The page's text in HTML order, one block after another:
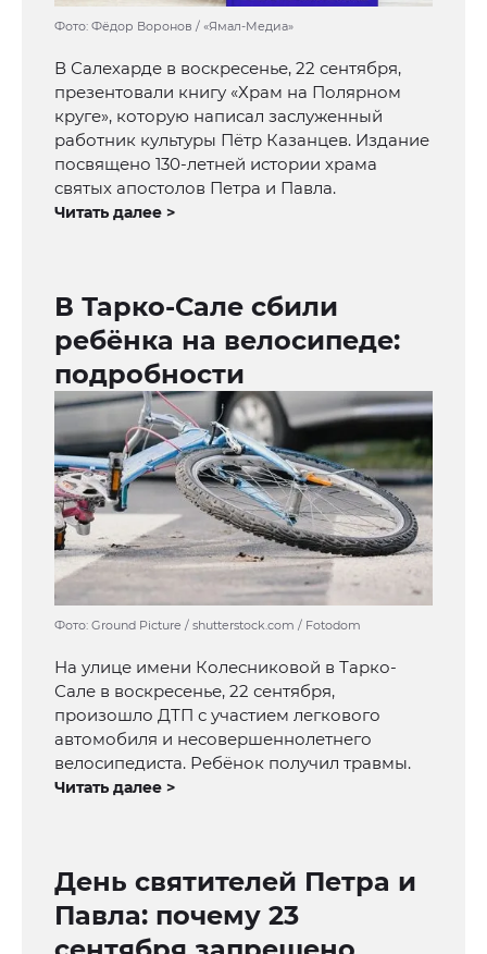
Фото: Фёдор Воронов / «Ямал-Медиа»
В Салехарде в воскресенье, 22 сентября,
презентовали книгу «Храм на Полярном
круге», которую написал заслуженный
работник культуры Пётр Казанцев. Издание
посвящено 130-летней истории храма
святых апостолов Петра и Павла.
Читать далее >
В Тарко-Сале сбили
ребёнка на велосипеде:
подробности
Фото: Ground Picture / shutterstock.com / Fotodom
На улице имени Колесниковой в Тарко-
Сале в воскресенье, 22 сентября,
произошло ДТП с участием легкового
автомобиля и несовершеннолетнего
велосипедиста. Ребёнок получил травмы.
Читать далее >
День святителей Петра и
Павла: почему 23